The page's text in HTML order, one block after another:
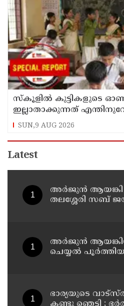
സ്‌കൂളില്‍ കുട്ടികളുടെ
ഇല്ലാതാക്കുന്നത്
ഷെഡ്യൂള്‍ മാറ്റിയത്
SUN,9 AUG 2026
Latest
അര്‍ജുന്‍ ആയങ്കി
തലശ്ശേരി സബ്
അര്‍ജുന്‍
ചെയ്യല്‍
ഭാര്യയുടെ
കണ്ടു ഞെട്ടി ;